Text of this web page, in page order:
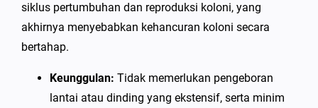
siklus pertumbuhan dan reproduksi koloni, yang
akhirnya menyebabkan kehancuran koloni secara
bertahap.
Keunggulan: Tidak memerlukan pengeboran
lantai atau dinding yang ekstensif, serta minim